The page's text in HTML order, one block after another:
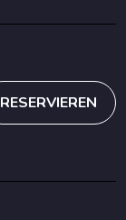
RESERVIEREN